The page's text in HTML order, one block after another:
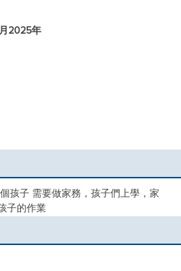
2025年
孩子 需要做家務，孩子們上學，家
子的作業